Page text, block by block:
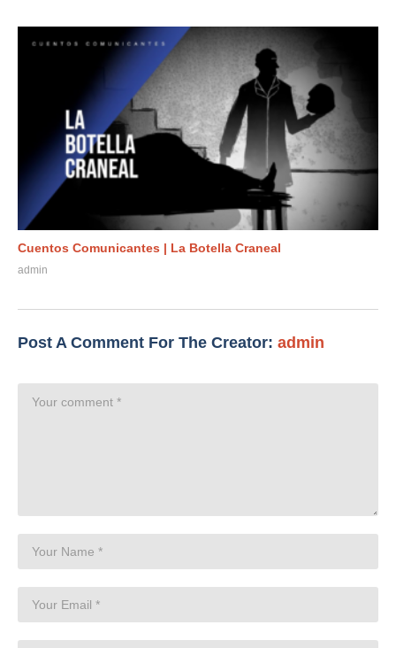
Cuentos Comunicantes | La Botella Craneal
admin
Post A Comment For The Creator: admin